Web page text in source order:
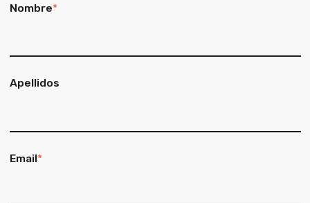
Nombre*
Apellidos
Email*